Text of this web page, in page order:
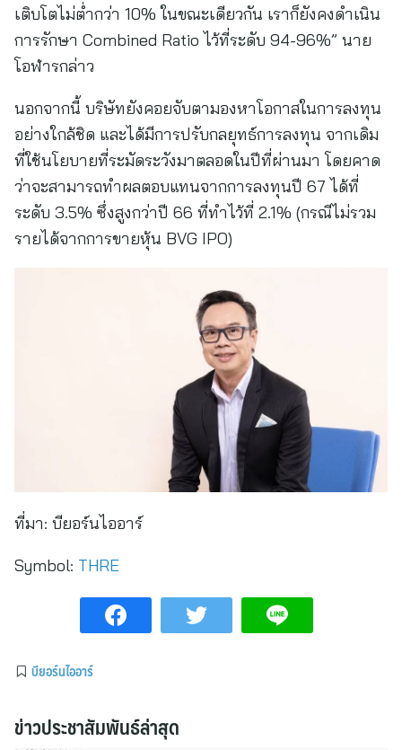
เติบโตไม่ต่ำกว่า 10% ในขณะเดียวกัน เราก็ยังคงดำเนิน
การรักษา Combined Ratio ไว้ที่ระดับ 94-96%” นาย
โอฬารกล่าว
นอกจากนี้ บริษัทยังคอยจับตามองหาโอกาสในการลงทุน
อย่างใกล้ชิด และได้มีการปรับกลยุทธ์การลงทุน จากเดิม
ที่ใช้นโยบายที่ระมัดระวังมาตลอดในปีที่ผ่านมา โดยคาด
ว่าจะสามารถทำผลตอบแทนจากการลงทุนปี 67 ได้ที่
ระดับ 3.5% ซึ่งสูงกว่าปี 66 ที่ทำไว้ที่ 2.1% (กรณีไม่รวม
รายได้จากการขายหุ้น BVG IPO)
ที่มา: บียอร์นไออาร์
Symbol: THRE
บียอร์นไออาร์
ข่าวประชาสัมพันธ์ล่าสุด